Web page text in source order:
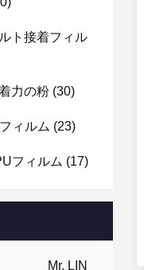
ト接着フィル
力の粉 (30)
ィルム (23)
フィルム (17)
Mr. LIN